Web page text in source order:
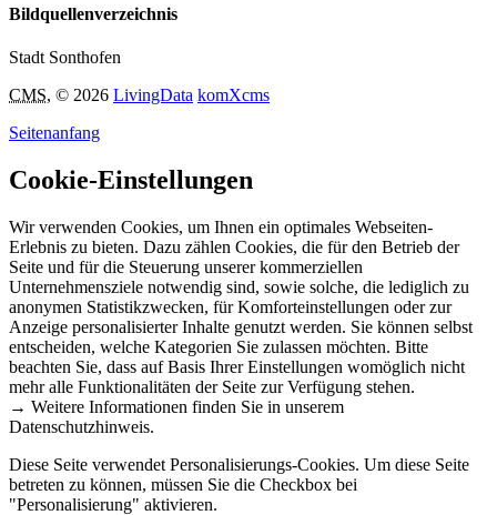
Bildquellenverzeichnis
Stadt Sonthofen
CMS, © 2026 LivingData komXcms
Seitenanfang
Cookie-Einstellungen
Wir verwenden Cookies, um Ihnen ein optimales Webseiten-
Erlebnis zu bieten. Dazu zählen Cookies, die für den Betrieb der
Seite und für die Steuerung unserer kommerziellen
Unternehmensziele notwendig sind, sowie solche, die lediglich zu
anonymen Statistikzwecken, für Komforteinstellungen oder zur
Anzeige personalisierter Inhalte genutzt werden. Sie können selbst
entscheiden, welche Kategorien Sie zulassen möchten. Bitte
beachten Sie, dass auf Basis Ihrer Einstellungen womöglich nicht
mehr alle Funktionalitäten der Seite zur Verfügung stehen.
→ Weitere Informationen finden Sie in unserem
Datenschutzhinweis.
Diese Seite verwendet Personalisierungs-Cookies. Um diese Seite
betreten zu können, müssen Sie die Checkbox bei
"Personalisierung" aktivieren.